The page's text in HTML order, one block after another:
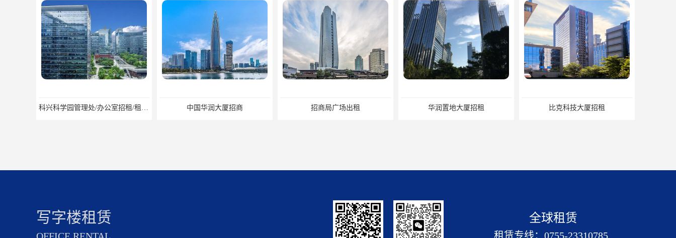
科兴科学园管理处/办公室招租/租金价格 中国华润大厦招商 招商局广场出租 华润置地大厦招租 比克科技大厦招租